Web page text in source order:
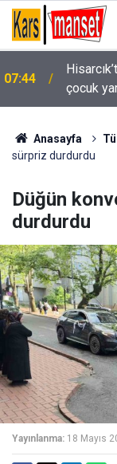
07:44
çocuk
07:15
Anasayfa
sürpriz durdurdu
Düğün
durdurdu
Yayınlanma: 18 Mayıs